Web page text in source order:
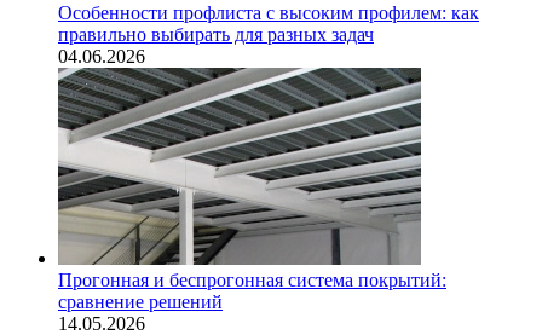
Особенности профлиста с высоким профилем: как
правильно выбирать для разных задач
04.06.2026
Прогонная и беспрогонная система покрытий:
сравнение решений
14.05.2026